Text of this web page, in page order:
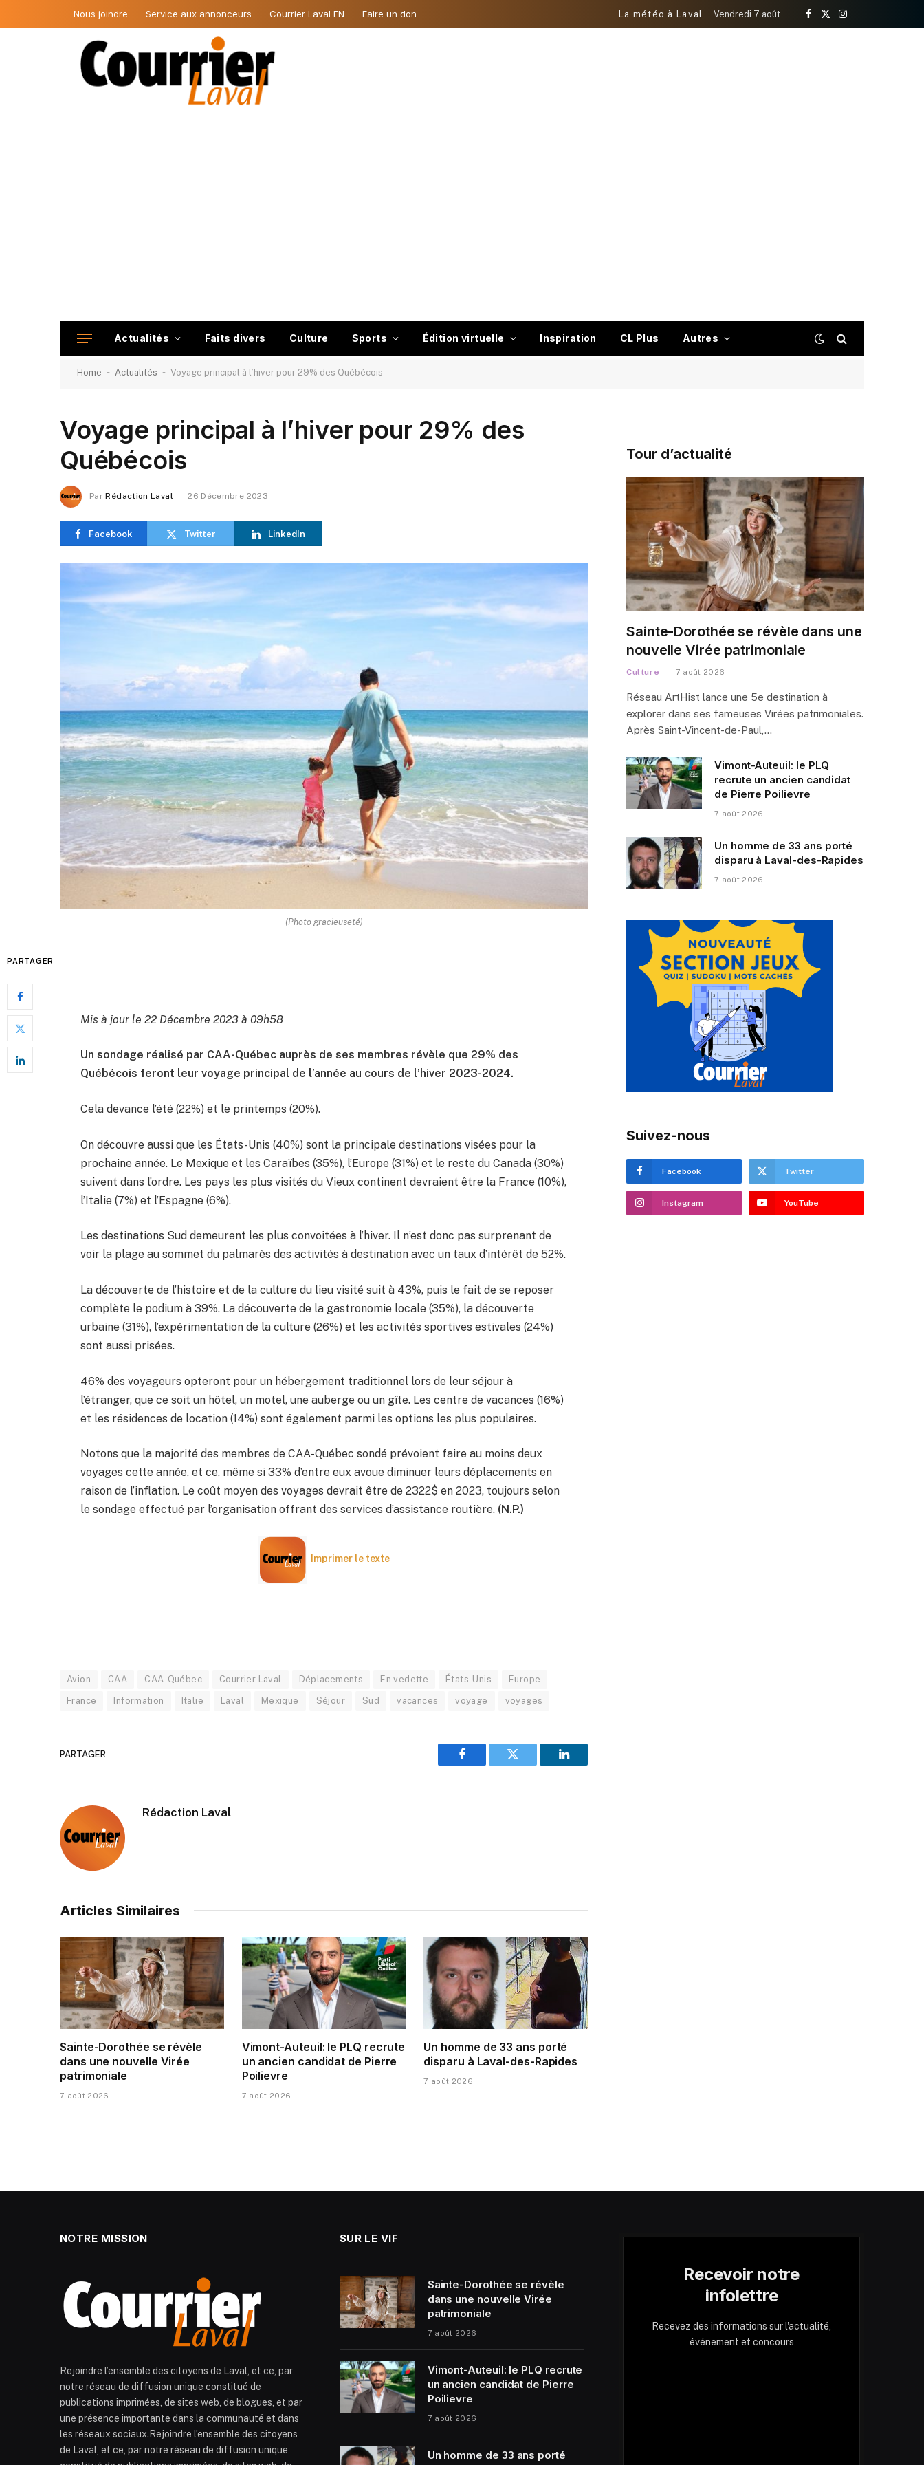
Nous joindre Service aux annonceurs Courrier Laval EN Faire un don La météo à Laval Vendredi 7 août
Facebook
X
Instagram
Actualités Faits divers Culture Sports Édition virtuelle Inspiration CL Plus Autres
Home - Actualités - Voyage principal à l’hiver pour 29% des Québécois
Voyage principal à l’hiver pour 29% des
Québécois
Par Rédaction Laval 26 Décembre 2023
Facebook Twitter LinkedIn
(Photo gracieuseté)
PARTAGER
Mis à jour le 22 Décembre 2023 à 09h58
Un sondage réalisé par CAA-Québec auprès de ses membres révèle que 29% des
Québécois feront leur voyage principal de l’année au cours de l’hiver 2023-2024.
Cela devance l’été (22%) et le printemps (20%).
On découvre aussi que les États-Unis (40%) sont la principale destinations visées pour la
prochaine année. Le Mexique et les Caraïbes (35%), l’Europe (31%) et le reste du Canada (30%)
suivent dans l’ordre. Les pays les plus visités du Vieux continent devraient être la France (10%),
l’Italie (7%) et l’Espagne (6%).
Les destinations Sud demeurent les plus convoitées à l’hiver. Il n’est donc pas surprenant de
voir la plage au sommet du palmarès des activités à destination avec un taux d’intérêt de 52%.
La découverte de l’histoire et de la culture du lieu visité suit à 43%, puis le fait de se reposer
complète le podium à 39%. La découverte de la gastronomie locale (35%), la découverte
urbaine (31%), l’expérimentation de la culture (26%) et les activités sportives estivales (24%)
sont aussi prisées.
46% des voyageurs opteront pour un hébergement traditionnel lors de leur séjour à
l’étranger, que ce soit un hôtel, un motel, une auberge ou un gîte. Les centre de vacances (16%)
et les résidences de location (14%) sont également parmi les options les plus populaires.
Notons que la majorité des membres de CAA-Québec sondé prévoient faire au moins deux
voyages cette année, et ce, même si 33% d’entre eux avoue diminuer leurs déplacements en
raison de l’inflation. Le coût moyen des voyages devrait être de 2322$ en 2023, toujours selon
le sondage effectué par l’organisation offrant des services d’assistance routière. (N.P.)
Imprimer le texte
Avion CAA CAA-Québec Courrier Laval Déplacements En vedette États-Unis Europe
France Information Italie Laval Mexique Séjour Sud vacances voyage voyages
PARTAGER
Facebook Twitter LinkedIn
Rédaction Laval
Articles Similaires
Sainte-Dorothée se révèle
dans une nouvelle Virée
patrimoniale
7 août 2026
Vimont-Auteuil: le PLQ recrute
un ancien candidat de Pierre
Poilievre
7 août 2026
Un homme de 33 ans porté
disparu à Laval-des-Rapides
7 août 2026
Tour d’actualité
Sainte-Dorothée se révèle dans une
nouvelle Virée patrimoniale
Culture 7 août 2026
Réseau ArtHist lance une 5e destination à
explorer dans ses fameuses Virées patrimoniales.
Après Saint-Vincent-de-Paul,…
Vimont-Auteuil: le PLQ
recrute un ancien candidat
de Pierre Poilievre
7 août 2026
Un homme de 33 ans porté
disparu à Laval-des-Rapides
7 août 2026
Suivez-nous
Facebook Twitter
Instagram YouTube
NOTRE MISSION
Rejoindre l’ensemble des citoyens de Laval, et ce, par
notre réseau de diffusion unique constitué de
publications imprimées, de sites web, de blogues, et par
une présence importante dans la communauté et dans
les réseaux sociaux.Rejoindre l’ensemble des citoyens
de Laval, et ce, par notre réseau de diffusion unique
SUR LE VIF
Sainte-Dorothée se révèle
dans une nouvelle Virée
patrimoniale
7 août 2026
Vimont-Auteuil: le PLQ recrute
un ancien candidat de Pierre
Poilievre
7 août 2026
Un homme de 33 ans porté
Recevoir notre
infolettre
Recevez des informations sur l'actualité,
événement et concours